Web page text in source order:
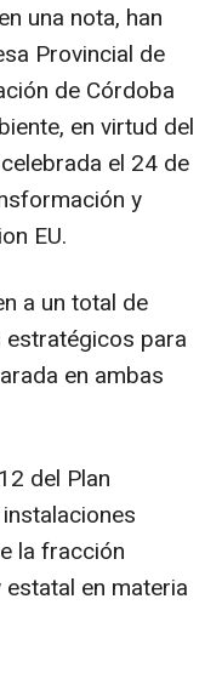
una nota, han
Provincial de
de Córdoba
en virtud del
el 24 de
y
EU.
a un total de
para
en ambas
del Plan
la fracción
en materia